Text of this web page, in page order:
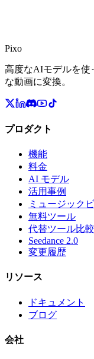
Pixo
高度なAIモデルを使
な動画に変換。
プロダクト
機能
料金
AI モデル
活用事例
ミュージック
無料ツール
代替ツール比較
Seedance 2.0
変更履歴
リソース
ドキュメント
ブログ
会社